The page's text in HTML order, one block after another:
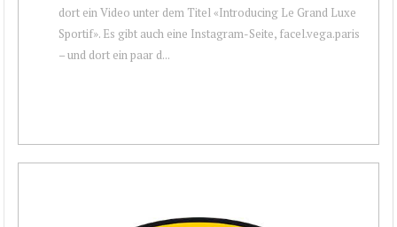
dort ein Video unter dem Titel «Introducing Le Grand Luxe
Sportif». Es gibt auch eine Instagram-Seite, facel.vega.paris
– und dort ein paar d...